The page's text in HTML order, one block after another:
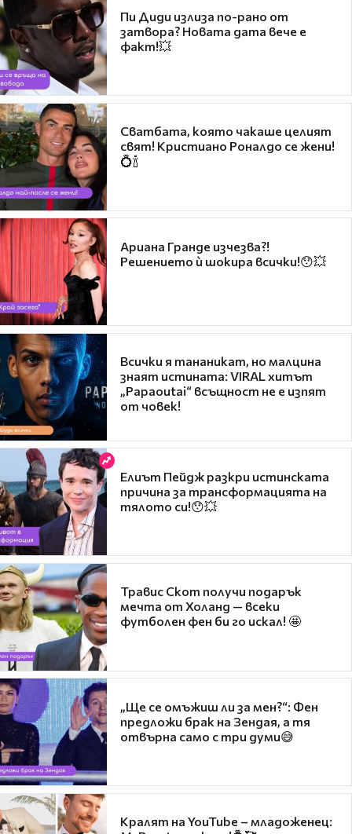
Пи Диди излиза по-рано от
затвора? Новата дата вече е
факт!💥
Сватбата, която чакаше целият
свят! Кристиано Роналдо се жени!
💍🍾
Ариана Гранде изчезва?!
Решението ѝ шокира всички!😯💥
Всички я тананикат, но малцина
знаят истината: VIRAL хитът
„Papaoutai“ всъщност не е изпят
от човек!
Елиът Пейдж разкри истинската
причина за трансформацията на
тялото си!😯💥
Травис Скот получи подарък
мечта от Холанд — всеки
футболен фен би го искал! 🤩
„Ще се омъжиш ли за мен?“: Фен
предложи брак на Зендая, а тя
отвърна само с три думи😅
Кралят на YouTube – младоженец: